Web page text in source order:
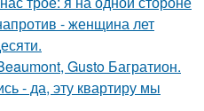
- женщина лет
Gusto Багратион.
- да, эту квартиру мы